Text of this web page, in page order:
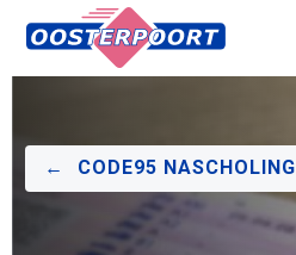
CODE95 NASCHOLING